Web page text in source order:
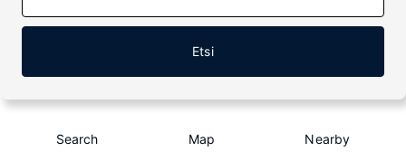
Etsi
Search Map Nearby